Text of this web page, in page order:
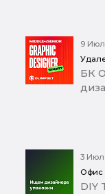
9 Июл
БК
3 Июл
Офис
DIY